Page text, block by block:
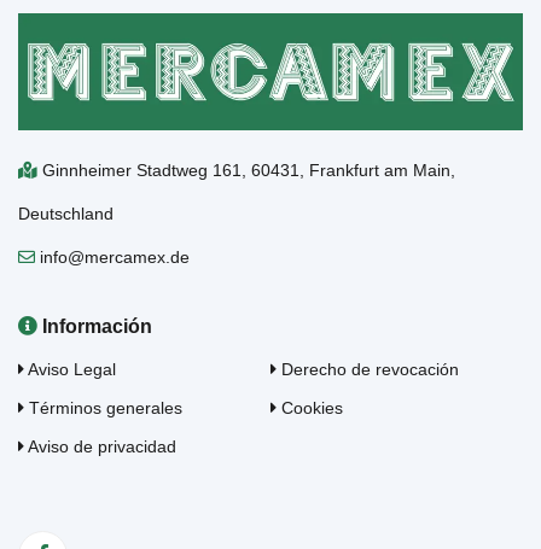
Ginnheimer Stadtweg 161, 60431, Frankfurt am Main,
Deutschland
info@mercamex.de
Información
Aviso Legal
Términos generales
Aviso de privacidad
Derecho de revocación
Cookies